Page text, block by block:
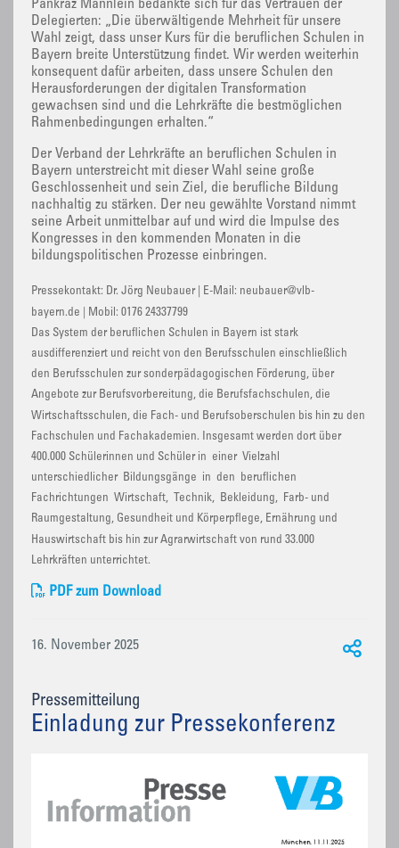
Pankraz Männlein bedankte sich für das Vertrauen der
Delegierten: „Die überwältigende Mehrheit für unsere
Wahl zeigt, dass unser Kurs für die beruflichen Schulen in
Bayern breite Unterstützung findet. Wir werden weiterhin
konsequent dafür arbeiten, dass unsere Schulen den
Herausforderungen der digitalen Transformation
gewachsen sind und die Lehrkräfte die bestmöglichen
Rahmenbedingungen erhalten.“
Der Verband der Lehrkräfte an beruflichen Schulen in
Bayern unterstreicht mit dieser Wahl seine große
Geschlossenheit und sein Ziel, die berufliche Bildung
nachhaltig zu stärken. Der neu gewählte Vorstand nimmt
seine Arbeit unmittelbar auf und wird die Impulse des
Kongresses in den kommenden Monaten in die
bildungspolitischen Prozesse einbringen.
Pressekontakt: Dr. Jörg Neubauer | E-Mail: neubauer@vlb-
bayern.de | Mobil: 0176 24337799
Das System der beruflichen Schulen in Bayern ist stark
ausdifferenziert und reicht von den Berufsschulen einschließlich
den Berufsschulen zur sonderpädagogischen Förderung, über
Angebote zur Berufsvorbereitung, die Berufsfachschulen, die
Wirtschaftsschulen, die Fach- und Berufsoberschulen bis hin zu den
Fachschulen und Fachakademien. Insgesamt werden dort über
400.000 Schülerinnen und Schüler in einer Vielzahl
unterschiedlicher Bildungsgänge in den beruflichen
Fachrichtungen Wirtschaft, Technik, Bekleidung, Farb- und
Raumgestaltung, Gesundheit und Körperpflege, Ernährung und
Hauswirtschaft bis hin zur Agrarwirtschaft von rund 33.000
Lehrkräften unterrichtet.
PDF zum Download
16. November 2025
Pressemitteilung
Einladung zur Pressekonferenz